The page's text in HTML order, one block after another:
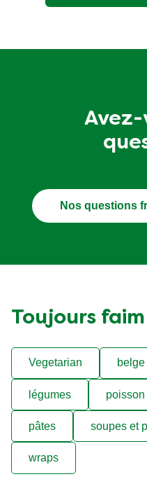
Avez-
Nos questions
Toujours faim
Vegetarian belge
légumes poisson
pâtes soupes et
wraps